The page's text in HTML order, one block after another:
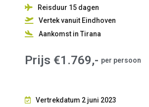
Reisduur 15 dagen
Vertek vanuit Eindhoven
Aankomst in Tirana
Prijs €1.769,- per persoon
Vertrekdatum 2 juni 2023